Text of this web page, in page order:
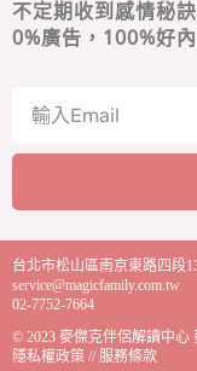
不定期收到感情秘
0%廣告，100%好
l
t
e
n
© 2023 麥傑克伴侶解讀中心
隱私權政策 // 服務條款
台北市松山區南京東路四段
service@magicfamily.com.tw
02-7752-7664